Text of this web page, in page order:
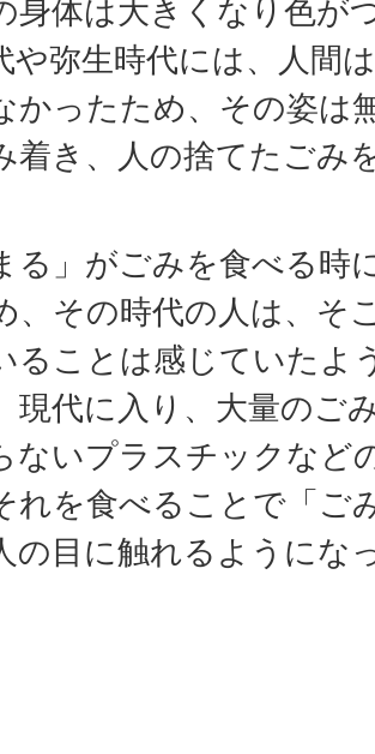
身体は大きくなり色が
や弥生時代には、人間
かったため、その姿は
着き、人の捨てたごみ
る」がごみを食べる時
、その時代の人は、そ
ることは感じていたよ
現代に入り、大量のご
ないプラスチックなど
れを食べることで「ご
の目に触れるようにな